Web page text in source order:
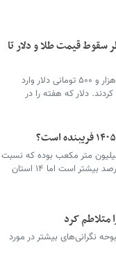
سقوط قیمت طلا و دلار تا
بازار ارز در هفته دوم مرداد با عقب‌نشینی ۸ هزار و ۵۰۰ تومانی دلار وارد
دلار که هفته را در
آب موجود در مخازن سدها ۳۰ میلیارد و ۹۰ میلیون متر مکعب بوده که نسبت
به سال گذشته ۳۷ درصد و نسبت به متوسط ۱۰ ساله ۱۱ درصد بیشتر است اما ۱۴ استان
متلاطم کرد
نگرانی‌های بیشتر در مورد